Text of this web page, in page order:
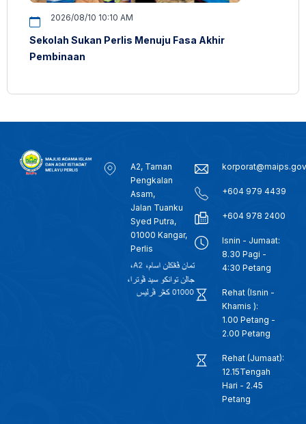
2026/08/10 10:10 AM
Sekolah Sukan Perlis Menuju Fasa Akhir
Pembinaan
A2, Taman
Pengkalan
Asam,
Jalan Tuanku
Syed Putra,
01000 Kangar,
Perlis
+604 979 4439
+604 978 2400
Isnin - Jumaat:
8.30 Pagi -
4:30 Petang
Rehat (Isnin -
Khamis ):
1.00 Petang -
2.00 Petang
Rehat (Jumaat):
12.15Tengah
Hari - 2.45
Petang